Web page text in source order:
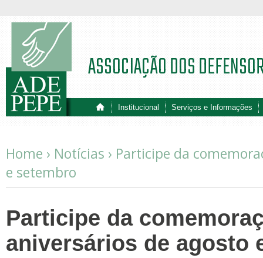
Institucional Serviços e Informações
ASSOCIAÇÃO DOS
Home › Notícias › Participe da
e setembro
Participe da
aniversários de agosto